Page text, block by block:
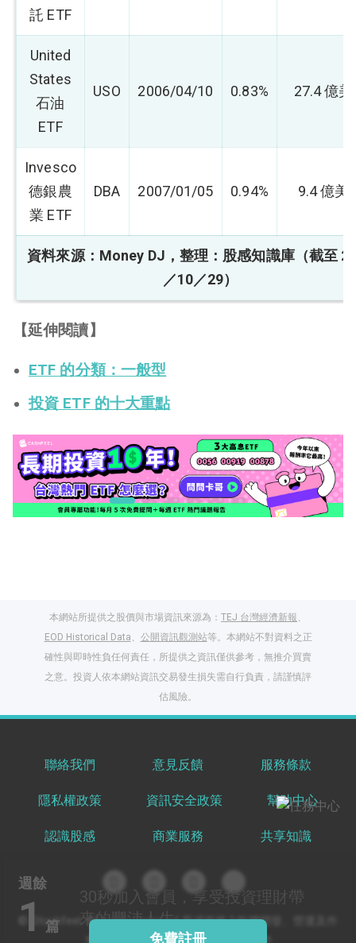
託 ETF
United
States
石油
ETF
USO 2006/04/10 0.83% 27.4 億
Invesco
德銀農
業 ETF
DBA 2007/01/05 0.94% 9.4 億美
資料來源：Money DJ，整理：股感知識庫（截至
／10／29）
【延伸閱讀】
ETF 的分類：一般型
投資 ETF 的十大重點
週餘
1 篇
30秒加入會員，享受投資理財帶
來的豐沛人生
免費註冊
本網站所提供之股價與市場資訊來源為： TEJ 台灣經濟新報、
EOD Historical Data、 公開資訊觀測站等。本網站不對資料之正
確性與即時性負任何責任，所提供之資訊僅供參考，無推介買賣
之意。投資人依本網站資訊交易發生損失需自行負責，請謹慎評
估風險。
聯絡我們 意見反饋 服務條款
隱私權政策 資訊安全政策 幫助中心
認識股感 商業服務 共享知識
© Stockfeel. All rights reserved 股感服務之軟體開發、營運及作
出國就缺這咖？股